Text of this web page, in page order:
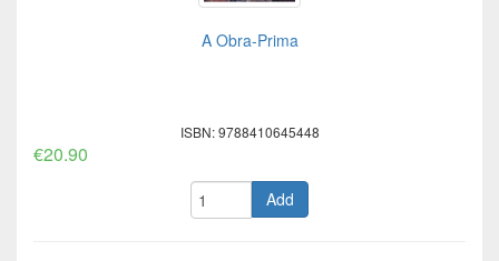
A Obra-Prima
ISBN: 9788410645448
€20.90
Add